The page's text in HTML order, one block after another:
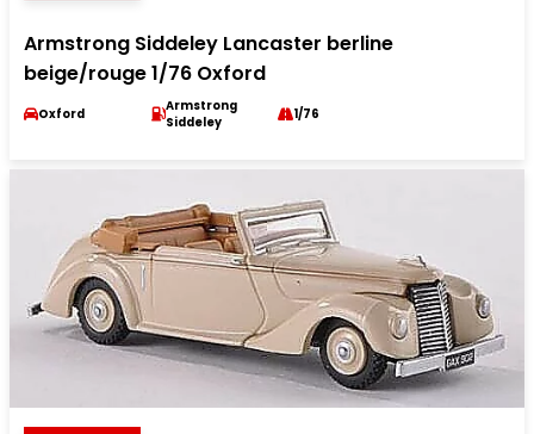
Armstrong Siddeley Lancaster berline
beige/rouge 1/76 Oxford
Oxford
Armstrong
Siddeley
1/76